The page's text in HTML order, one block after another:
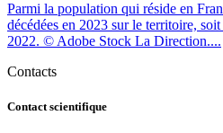
Parmi la population qui réside en
décédées en 2023 sur le territoire,
2022. © Adobe Stock La Direction....
Contacts
Contact scientifique